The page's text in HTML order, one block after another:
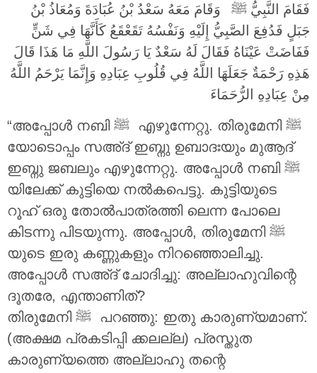
فَقَامَ النَّبِيُّ ‎ﷺ وَقَامَ مَعَهُ سَعْدُ بْنُ عُبَادَةَ وَمُعَاذُ بْنُ
جَبَلٍ فَدُفِعَ الصَّبِيُّ إِلَيْهِ وَنَفْسُهُ تَقَعْقَعُ كَأَنَّهَا فِي شَنٍّ
فَفَاضَتْ عَيْنَاهُ فَقَالَ لَهُ سَعْدٌ يَا رَسُولَ اللَّهِ مَا هَذَا قَالَ
هَذِهِ رَحْمَةٌ جَعَلَهَا اللَّهُ فِي قُلُوبِ عِبَادِهِ وَإِنَّمَا يَرْحَمُ اللَّهُ
مِنْ عِبَادِهِ الرُّحَمَاءَ
“അപ്പോൾ നബി ‎ﷺ എഴുന്നേറ്റു. തിരുമേനി ‎ﷺ
യോടൊപ്പം സഅ്ദ് ഇബ്നു ഉബാദഃയും മുആദ്
ഇബ്നു ജബലും എഴുന്നേറ്റു. അപ്പോൾ നബി ‎ﷺ
യിലേക്ക് കുട്ടിയെ നൽകപെട്ടു. കുട്ടിയുടെ
റൂഹ് ഒരു തോൽപാത്രത്തി ലെന്ന പോലെ
കിടന്നു പിടയുന്നു. അപ്പോൾ, തിരുമേനി ‎ﷺ
യുടെ ഇരു കണ്ണുകളും നിറഞ്ഞൊലിച്ചു.
അപ്പോൾ സഅ്ദ് ചോദിച്ചു: അല്ലാഹുവിന്റെ
ദൂതരേ, എന്താണിത്?
തിരുമേനി ‎ﷺ പറഞ്ഞു: ഇതു കാരുണ്യമാണ്.
(അക്ഷമ പ്രകടിപ്പി ക്കലല്ല) പ്രസ്തുത
കാരുണ്യത്തെ അല്ലാഹു തന്റെ